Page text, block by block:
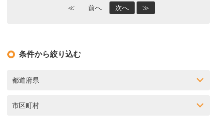
≪ 前へ 次へ ≫
条件から絞り込む
都道府県
市区町村